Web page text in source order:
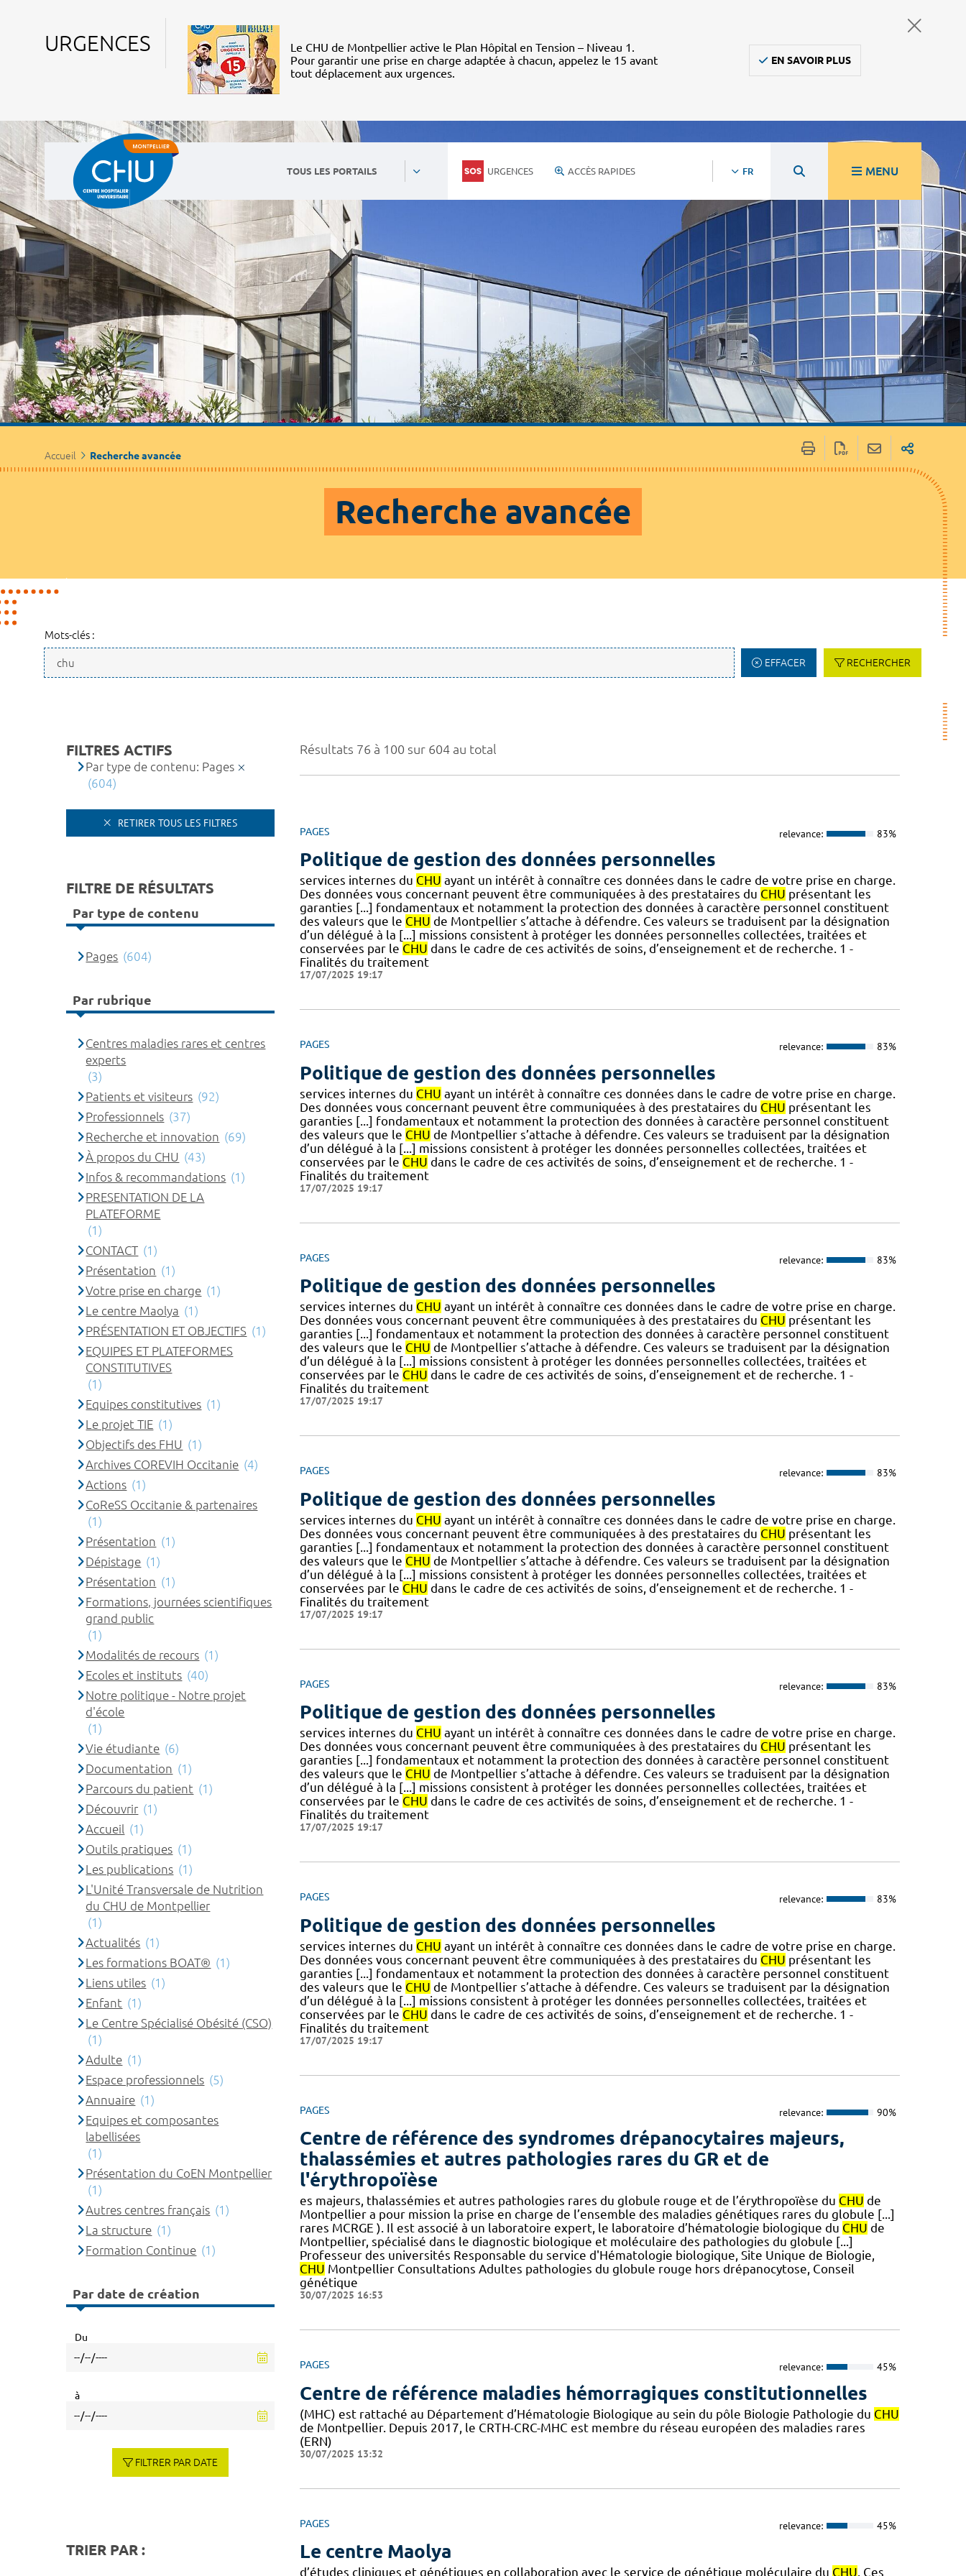
URGENCES
Le CHU de Montpellier active le Plan Hôpital en Tension – Niveau 1.
Pour garantir une prise en charge adaptée à chacun, appelez le 15 avant
tout déplacement aux urgences.
EN SAVOIR PLUS
TOUS LES PORTAILS URGENCES ACCÈS RAPIDES FR MENU
Accueil Recherche avancée
Recherche avancée
Mots-clés :
EFFACER RECHERCHER
Résultats 76 à 100 sur 604 au total
PAGES relevance: 83%
Politique de gestion des données personnelles
services internes du CHU ayant un intérêt à connaître ces données dans le cadre de votre prise en charge.
Des données vous concernant peuvent être communiquées à des prestataires du CHU présentant les
garanties [...] fondamentaux et notamment la protection des données à caractère personnel constituent
des valeurs que le CHU de Montpellier s’attache à défendre. Ces valeurs se traduisent par la désignation
d’un délégué à la [...] missions consistent à protéger les données personnelles collectées, traitées et
conservées par le CHU dans le cadre de ces activités de soins, d’enseignement et de recherche. 1 -
Finalités du traitement
17/07/2025 19:17
PAGES relevance: 83%
Politique de gestion des données personnelles
services internes du CHU ayant un intérêt à connaître ces données dans le cadre de votre prise en charge.
Des données vous concernant peuvent être communiquées à des prestataires du CHU présentant les
garanties [...] fondamentaux et notamment la protection des données à caractère personnel constituent
des valeurs que le CHU de Montpellier s’attache à défendre. Ces valeurs se traduisent par la désignation
d’un délégué à la [...] missions consistent à protéger les données personnelles collectées, traitées et
conservées par le CHU dans le cadre de ces activités de soins, d’enseignement et de recherche. 1 -
Finalités du traitement
17/07/2025 19:17
PAGES relevance: 83%
Politique de gestion des données personnelles
services internes du CHU ayant un intérêt à connaître ces données dans le cadre de votre prise en charge.
Des données vous concernant peuvent être communiquées à des prestataires du CHU présentant les
garanties [...] fondamentaux et notamment la protection des données à caractère personnel constituent
des valeurs que le CHU de Montpellier s’attache à défendre. Ces valeurs se traduisent par la désignation
d’un délégué à la [...] missions consistent à protéger les données personnelles collectées, traitées et
conservées par le CHU dans le cadre de ces activités de soins, d’enseignement et de recherche. 1 -
Finalités du traitement
17/07/2025 19:17
PAGES relevance: 83%
Politique de gestion des données personnelles
services internes du CHU ayant un intérêt à connaître ces données dans le cadre de votre prise en charge.
Des données vous concernant peuvent être communiquées à des prestataires du CHU présentant les
garanties [...] fondamentaux et notamment la protection des données à caractère personnel constituent
des valeurs que le CHU de Montpellier s’attache à défendre. Ces valeurs se traduisent par la désignation
d’un délégué à la [...] missions consistent à protéger les données personnelles collectées, traitées et
conservées par le CHU dans le cadre de ces activités de soins, d’enseignement et de recherche. 1 -
Finalités du traitement
17/07/2025 19:17
PAGES relevance: 83%
Politique de gestion des données personnelles
services internes du CHU ayant un intérêt à connaître ces données dans le cadre de votre prise en charge.
Des données vous concernant peuvent être communiquées à des prestataires du CHU présentant les
garanties [...] fondamentaux et notamment la protection des données à caractère personnel constituent
des valeurs que le CHU de Montpellier s’attache à défendre. Ces valeurs se traduisent par la désignation
d’un délégué à la [...] missions consistent à protéger les données personnelles collectées, traitées et
conservées par le CHU dans le cadre de ces activités de soins, d’enseignement et de recherche. 1 -
Finalités du traitement
17/07/2025 19:17
PAGES relevance: 83%
Politique de gestion des données personnelles
services internes du CHU ayant un intérêt à connaître ces données dans le cadre de votre prise en charge.
Des données vous concernant peuvent être communiquées à des prestataires du CHU présentant les
garanties [...] fondamentaux et notamment la protection des données à caractère personnel constituent
des valeurs que le CHU de Montpellier s’attache à défendre. Ces valeurs se traduisent par la désignation
d’un délégué à la [...] missions consistent à protéger les données personnelles collectées, traitées et
conservées par le CHU dans le cadre de ces activités de soins, d’enseignement et de recherche. 1 -
Finalités du traitement
17/07/2025 19:17
PAGES relevance: 90%
Centre de référence des syndromes drépanocytaires majeurs,
thalassémies et autres pathologies rares du GR et de
l'érythropoïèse
es majeurs, thalassémies et autres pathologies rares du globule rouge et de l’érythropoïèse du CHU de
Montpellier a pour mission la prise en charge de l’ensemble des maladies génétiques rares du globule [...]
rares MCRGE ). Il est associé à un laboratoire expert, le laboratoire d’hématologie biologique du CHU de
Montpellier, spécialisé dans le diagnostic biologique et moléculaire des pathologies du globule [...]
Professeur des universités Responsable du service d'Hématologie biologique, Site Unique de Biologie,
CHU Montpellier Consultations Adultes pathologies du globule rouge hors drépanocytose, Conseil
génétique
30/07/2025 16:53
PAGES relevance: 45%
Centre de référence maladies hémorragiques constitutionnelles
(MHC) est rattaché au Département d’Hématologie Biologique au sein du pôle Biologie Pathologie du CHU
de Montpellier. Depuis 2017, le CRTH-CRC-MHC est membre du réseau européen des maladies rares
(ERN)
30/07/2025 13:32
PAGES relevance: 45%
Le centre Maolya
d’études cliniques et génétiques en collaboration avec le service de génétique moléculaire du CHU. Ces
FILTRES ACTIFS
Par type de contenu: Pages
(604)
RETIRER TOUS LES FILTRES
FILTRE DE RÉSULTATS
Par type de contenu
Pages (604)
Par rubrique
Centres maladies rares et centres
experts
(3)
Patients et visiteurs (92)
Professionnels (37)
Recherche et innovation (69)
À propos du CHU (43)
Infos & recommandations (1)
PRESENTATION DE LA
PLATEFORME
(1)
CONTACT (1)
Présentation (1)
Votre prise en charge (1)
Le centre Maolya (1)
PRÉSENTATION ET OBJECTIFS (1)
EQUIPES ET PLATEFORMES
CONSTITUTIVES
(1)
Equipes constitutives (1)
Le projet TIE (1)
Objectifs des FHU (1)
Archives COREVIH Occitanie (4)
Actions (1)
CoReSS Occitanie & partenaires
(1)
Présentation (1)
Dépistage (1)
Présentation (1)
Formations, journées scientifiques
grand public
(1)
Modalités de recours (1)
Ecoles et instituts (40)
Notre politique - Notre projet
d'école
(1)
Vie étudiante (6)
Documentation (1)
Parcours du patient (1)
Découvrir (1)
Accueil (1)
Outils pratiques (1)
Les publications (1)
L'Unité Transversale de Nutrition
du CHU de Montpellier
(1)
Actualités (1)
Les formations BOAT® (1)
Liens utiles (1)
Enfant (1)
Le Centre Spécialisé Obésité (CSO)
(1)
Adulte (1)
Espace professionnels (5)
Annuaire (1)
Equipes et composantes
labellisées
(1)
Présentation du CoEN Montpellier
(1)
Autres centres français (1)
La structure (1)
Formation Continue (1)
Par date de création
Du
à
FILTRER PAR DATE
TRIER PAR :